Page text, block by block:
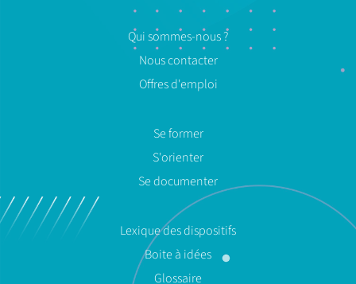
Qui sommes-nous ?
Nous contacter
Offres d'emploi
Se former
S'orienter
Se documenter
Lexique des dispositifs
Boite à idées
Glossaire